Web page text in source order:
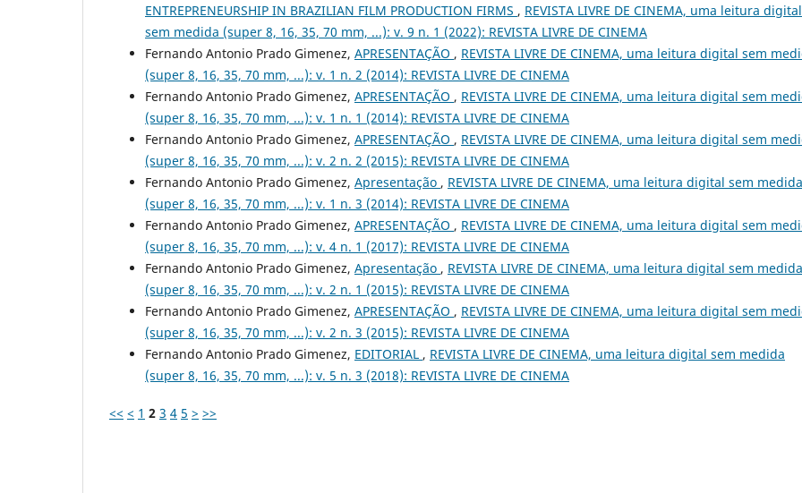
ENTREPRENEURSHIP IN BRAZILIAN FILM PRODUCTION FIRMS , REVISTA LIVRE DE CINEMA, uma leitura digital
sem medida (super 8, 16, 35, 70 mm, ...): v. 9 n. 1 (2022): REVISTA LIVRE DE CINEMA
Fernando Antonio Prado Gimenez, APRESENTAÇÃO , REVISTA LIVRE DE CINEMA, uma leitura digital sem
(super 8, 16, 35, 70 mm, ...): v. 1 n. 2 (2014): REVISTA LIVRE DE CINEMA
Fernando Antonio Prado Gimenez, APRESENTAÇÃO , REVISTA LIVRE DE CINEMA, uma leitura digital sem
(super 8, 16, 35, 70 mm, ...): v. 1 n. 1 (2014): REVISTA LIVRE DE CINEMA
Fernando Antonio Prado Gimenez, APRESENTAÇÃO , REVISTA LIVRE DE CINEMA, uma leitura digital sem
(super 8, 16, 35, 70 mm, ...): v. 2 n. 2 (2015): REVISTA LIVRE DE CINEMA
Fernando Antonio Prado Gimenez, Apresentação , REVISTA LIVRE DE CINEMA, uma leitura digital sem medida
(super 8, 16, 35, 70 mm, ...): v. 1 n. 3 (2014): REVISTA LIVRE DE CINEMA
Fernando Antonio Prado Gimenez, APRESENTAÇÃO , REVISTA LIVRE DE CINEMA, uma leitura digital sem
(super 8, 16, 35, 70 mm, ...): v. 4 n. 1 (2017): REVISTA LIVRE DE CINEMA
Fernando Antonio Prado Gimenez, Apresentação , REVISTA LIVRE DE CINEMA, uma leitura digital sem medida
(super 8, 16, 35, 70 mm, ...): v. 2 n. 1 (2015): REVISTA LIVRE DE CINEMA
Fernando Antonio Prado Gimenez, APRESENTAÇÃO , REVISTA LIVRE DE CINEMA, uma leitura digital sem
(super 8, 16, 35, 70 mm, ...): v. 2 n. 3 (2015): REVISTA LIVRE DE CINEMA
Fernando Antonio Prado Gimenez, EDITORIAL , REVISTA LIVRE DE CINEMA, uma leitura digital sem medida
(super 8, 16, 35, 70 mm, ...): v. 5 n. 3 (2018): REVISTA LIVRE DE CINEMA
<< < 1 2 3 4 5 > >>